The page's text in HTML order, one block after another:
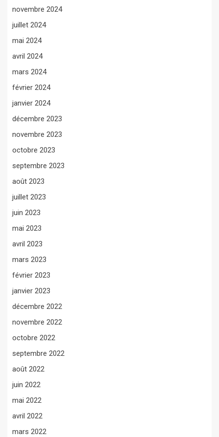
novembre 2024
juillet 2024
mai 2024
avril 2024
mars 2024
février 2024
janvier 2024
décembre 2023
novembre 2023
octobre 2023
septembre 2023
août 2023
juillet 2023
juin 2023
mai 2023
avril 2023
mars 2023
février 2023
janvier 2023
décembre 2022
novembre 2022
octobre 2022
septembre 2022
août 2022
juin 2022
mai 2022
avril 2022
mars 2022